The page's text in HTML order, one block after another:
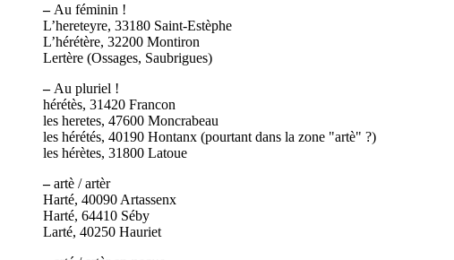
–Au féminin !
L’hereteyre, 33180 Saint-Estèphe
L’hérétère, 32200 Montiron
Lertère (Ossages, Saubrigues)
–Au pluriel !
hérétès, 31420 Francon
les heretes, 47600 Moncrabeau
les hérétés, 40190 Hontanx (pourtant dans la zone "artè" ?)
les hérètes, 31800 Latoue
–artè / artèr
Harté, 40090 Artassenx
Harté, 64410 Séby
Larté, 40250 Hauriet